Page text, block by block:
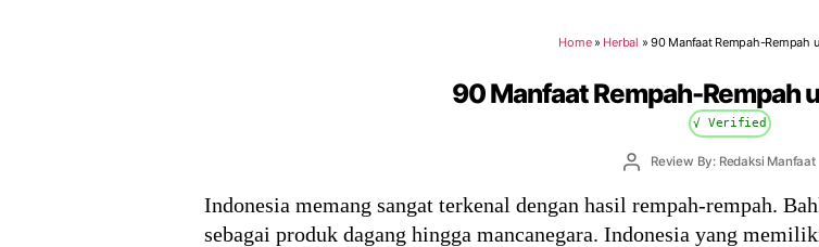
Home» Herbal »90 Manfaat Rempah-Rempah
90 Manfaat Rempah-Rempah
√ Verified
PostReview By: Redaksi Manfaat
Indonesia memang sangat terkenal dengan hasil rempah-rempah.
sebagai produk dagang hingga mancanegara. Indonesia yang